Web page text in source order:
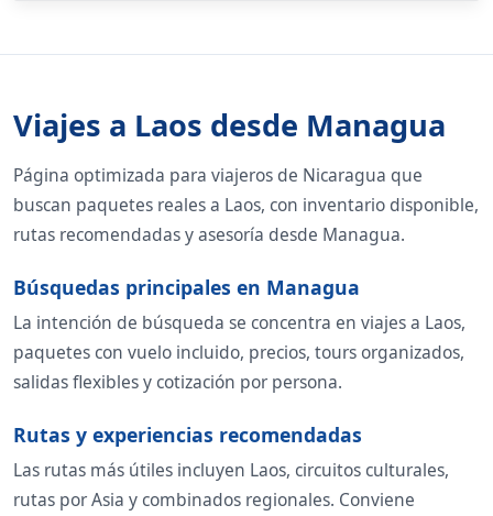
Viajes a Laos desde Managua
Página optimizada para viajeros de Nicaragua que
buscan paquetes reales a Laos, con inventario disponible,
rutas recomendadas y asesoría desde Managua.
Búsquedas principales en Managua
La intención de búsqueda se concentra en viajes a Laos,
paquetes con vuelo incluido, precios, tours organizados,
salidas flexibles y cotización por persona.
Rutas y experiencias recomendadas
Las rutas más útiles incluyen Laos, circuitos culturales,
rutas por Asia y combinados regionales. Conviene